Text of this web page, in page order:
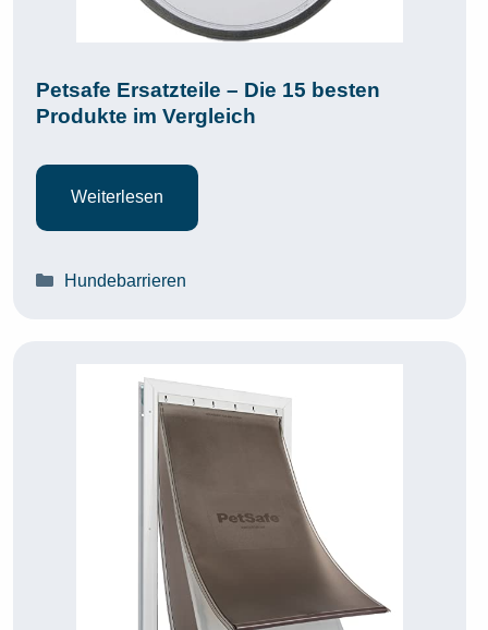
Petsafe Ersatzteile – Die 15 besten
Produkte im Vergleich
Weiterlesen
Kategorien
Hundebarrieren